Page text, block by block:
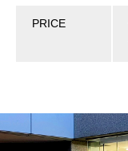
PRICE